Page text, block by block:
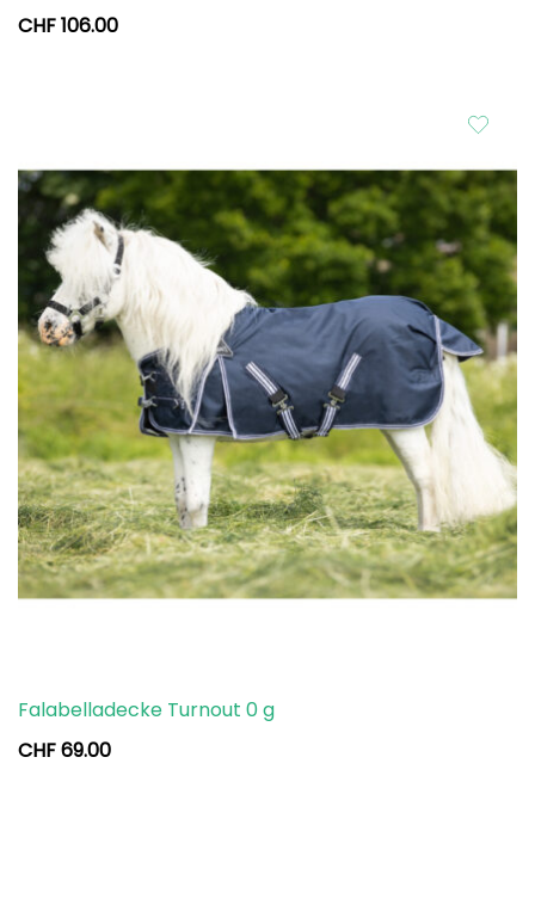
CHF106.00
Falabelladecke Turnout 0 g
CHF69.00